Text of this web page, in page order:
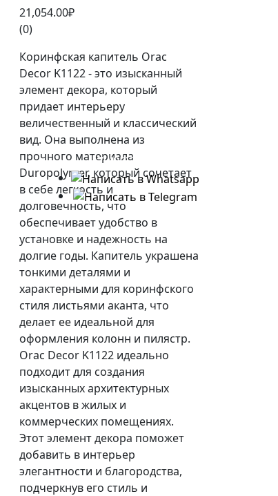
+7(495)227-03-82
21,054.00₽
(0)
Коринфская капитель Orac
Decor K1122 - это изысканный
элемент декора, который
придает интерьеру
величественный и классический
вид. Она выполнена из
прочного материала
Duropolymer, который сочетает
в себе легкость и
долговечность, что
обеспечивает удобство в
установке и надежность на
долгие годы. Капитель украшена
тонкими деталями и
характерными для коринфского
стиля листьями аканта, что
делает ее идеальной для
оформления колонн и пилястр.
Orac Decor K1122 идеально
подходит для создания
изысканных архитектурных
акцентов в жилых и
коммерческих помещениях.
Этот элемент декора поможет
добавить в интерьер
элегантности и благородства,
подчеркнув его стиль и